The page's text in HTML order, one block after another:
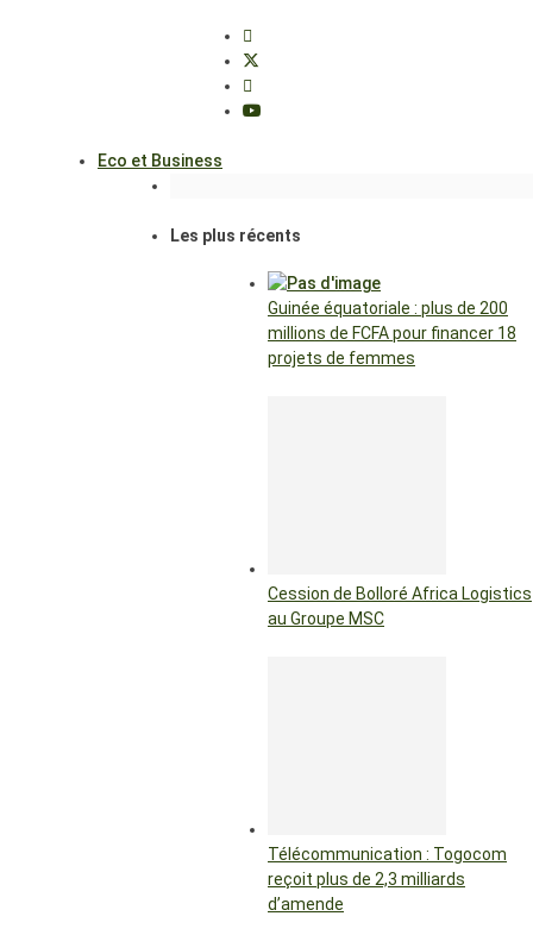
Eco et Business
Les plus récents
Guinée équatoriale : plus de 200
millions de FCFA pour financer 18
projets de femmes
Cession de Bolloré Africa Logistics
au Groupe MSC
Télécommunication : Togocom
reçoit plus de 2,3 milliards
d’amende